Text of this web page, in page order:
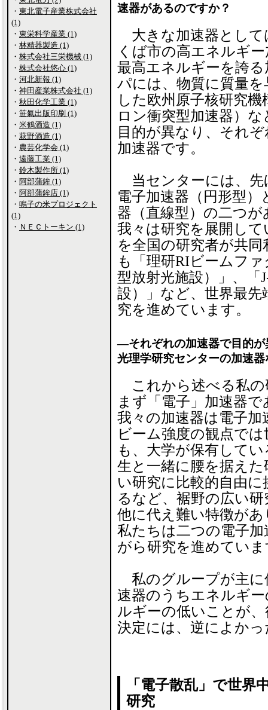
速器があるのですか？
大きな加速器として
くば市の高エネルギ
最高エネルギーを誇
パには、物質に質量
した欧州原子核研究
ロン衝突型加速器）
目的が異なり、それ
加速器です。
当センターには、先
電子加速器（円形型
器（直線型）の二つ
我々は研究を展開し
を全国の研究者が共
も「理研RIビームフ
型放射光施設）」、「
設）」など、世界最
究を進めています。
―それぞれの加速器で目的が
光理学研究センターの加速
これから述べる私の
まず「電子」加速器
我々の加速器は電子
ビーム強度の観点で
も、大学が保有して
生と一緒に腰を据え
い研究に比較的自由
るなど、裾野の広い
他に代え難い特徴が
私たちは二つの電子
がら研究を進めてい
私のグループが主に
速器のうちエネルギ
ルギーの低いことが
決定には、逆によか
「電子散乱」で世
研究
・ 東北電子産業株式会社
(1)
・ 東栄科学産業 (1)
・ 林精器製造 (1)
・ 株式会社三栄機械 (1)
・ 株式会社悠心 (1)
・ 河北新報 (1)
・ 神田産業株式会社 (1)
・ 秋田化学工業 (1)
・ 笹氣出版印刷 (1)
・ 米鶴酒造 (1)
・ 萩野酒造 (1)
・ 農芸化学会 (1)
・ 遠藤工業 (1)
・ 鈴木製作所 (1)
・ 阿部蒲鉾 (1)
・ 阿部蒲鉾店 (1)
・ 鳴子の米プロジェクト
(1)
・ ＮＥＣトーキン (1)